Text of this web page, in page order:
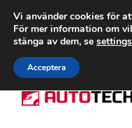
Ring 766
Hoppa
till
Hoppa
till
Vi använder cookies för
För mer information om
stänga av dem, se settings
Acceptera